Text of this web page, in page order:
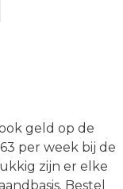
geld op de
per week bij de
zijn er elke
Bestel